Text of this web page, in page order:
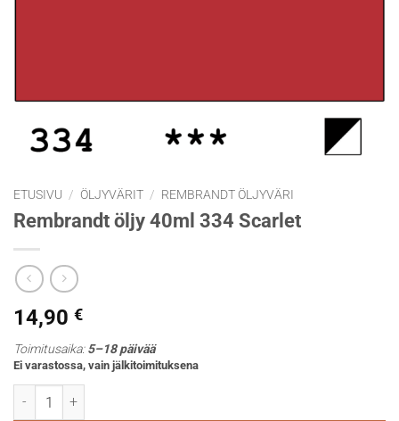
ETUSIVU / ÖLJYVÄRIT / REMBRANDT ÖLJYVÄRI
Rembrandt öljy 40ml 334 Scarlet
14,90 €
Toimitusaika:5–18 päivää
Ei varastossa, vain jälkitoimituksena
Rembrandt öljy 40ml 334 Scarlet määrä